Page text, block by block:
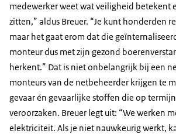
medewerker weet wat veiligheid betekent
zitten,” aldus Breuer. “Je kunt honderden
maar het gaat erom dat die
monteur dus met zijn gezond
herkent.” Dat is niet onbelangrijk bij een
monteurs van de netbeheerder krijgen te
gevaar én gevaarlijke stoffen die op
veroorzaken. Breuer legt uit: “We werken
elektriciteit. Als je niet nauwkeurig werkt,